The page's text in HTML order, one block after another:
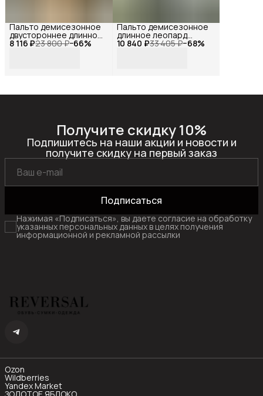
8 116 ₽23 800 ₽−66%
Пальто демисезонное
двустороннее длинное
оверсайз с мехом, 10 840 ₽33 405 ₽−68%
Пальто демисезонное
длинное леопард
оверсайз, Reversal, YD-
Получите скидку 10%
Подпишитесь на наши акции и новости и
получите скидку на первый заказ
Подписаться
Нажимая «Подписаться», вы даете согласие на обработку
указанных персональных данных в целях получения
информационной и рекламной рассылки
Ozon
Wildberries
Yandex Market